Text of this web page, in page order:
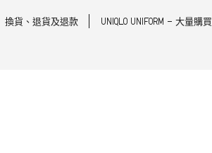
換貨、退貨及退款 UNIQLO UNIFORM - 大量購買